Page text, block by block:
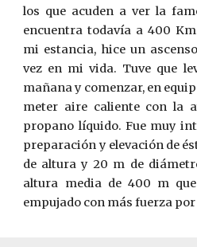
los que acuden a ver la
encuentra todavía a 400
mi estancia, hice un
vez en mi vida. Tuve que
mañana y comenzar, en
meter ai­re caliente con la
propano líquido. Fue muy
preparación y elevación de
de altura y 20 m de
altura media de 400 m
empujado con más fuerza